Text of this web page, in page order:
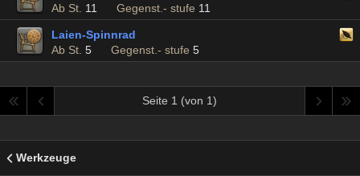
Ab St. 11 Gegenst.- stufe 11
Laien-Spinnrad
Ab St. 5 Gegenst.- stufe 5
Seite 1 (von 1)
Werkzeuge